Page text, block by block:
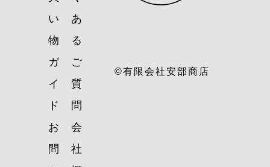
い
物
ガ
イ
ド
あ
る
ご
質
問
お
問
会
社
©有限会社安部商店